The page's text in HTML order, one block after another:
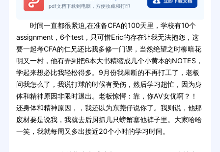
pdf文档下载到电脑，方便收藏和打印
时间一直都很紧迫,在准备CFA的100天里，学校有10个
assignment，6个test，只可惜Eric的存在让我无法抱怨，这
要一起考CFA的仁兄还比我多修一门课，当然绝望之时柳暗花
明又一村，他有弄到把6本大书精缩成几个小黄本的NOTES，
学起来想必比我轻松得多。9月份我果断的不再打工了，老板
问我怎么了，我说打球的时候有受伤，然后学习超忙，因为身
体和精神原因非限时退出。老板惊愕：靠，你AV女优啊？！
还身体和精神原因，，我还以为东莞仔说你了。我则说，他那
废材要是说我，我就去后厨抓几只螃蟹塞他裤子里。大家哈哈
一笑，我就每周又多出接近20个小时的学习时间。